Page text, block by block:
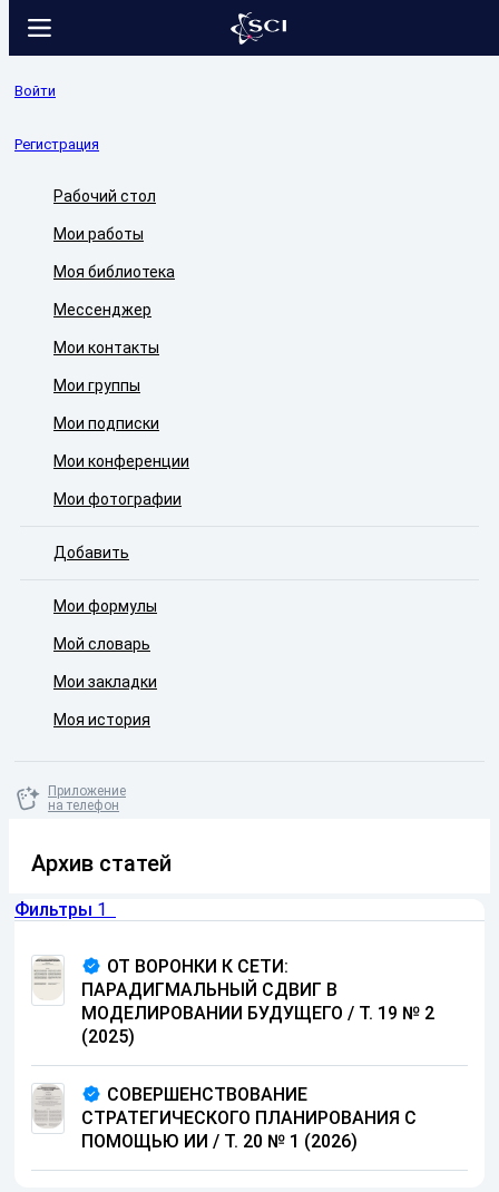
Войти
Регистрация
Рабочий стол
Мои работы
Моя библиотека
Мессенджер
Мои контакты
Мои группы
Мои подписки
Мои конференции
Мои фотографии
Добавить
Мои формулы
Мой словарь
Мои закладки
Моя история
Приложение
на телефон
Архив статей
Фильтры 1
ОТ ВОРОНКИ К СЕТИ:
ПАРАДИГМАЛЬНЫЙ СДВИГ В
МОДЕЛИРОВАНИИ БУДУЩЕГО / Т. 19 № 2
(2025)
СОВЕРШЕНСТВОВАНИЕ
СТРАТЕГИЧЕСКОГО ПЛАНИРОВАНИЯ С
ПОМОЩЬЮ ИИ / Т. 20 № 1 (2026)